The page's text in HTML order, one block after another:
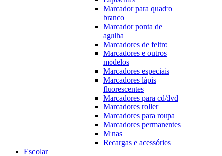
Marcador para quadro
branco
Marcador ponta de
agulha
Marcadores de feltro
Marcadores e outros
modelos
Marcadores especiais
Marcadores lápis
fluorescentes
Marcadores para cd/dvd
Marcadores roller
Marcadores para roupa
Marcadores permanentes
Minas
Recargas e acessórios
Escolar